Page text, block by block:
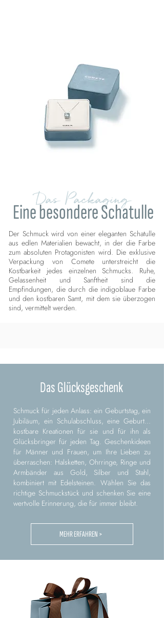
Das Packaging
Eine besondere Schatulle
Der Schmuck wird von einer eleganten Schatulle
aus edlen Materialien bewacht, in der die Farbe
zum absoluten Protagonisten wird. Die exklusive
Verpackung von Comete unterstreicht die
Kostbarkeit jedes einzelnen Schmucks. Ruhe,
Gelassenheit und Sanftheit sind die
Empfindungen, die durch die indigoblaue Farbe
und den kostbaren Samt, mit dem sie überzogen
sind, vermittelt werden.
Das Glücksgeschenk
Schmuck für jeden Anlass: ein Geburtstag, ein
Jubiläum, ein Schulabschluss, eine Geburt...
kostbare Kreationen für sie und für ihn als
Glücksbringer für jeden Tag. Geschenkideen
für Männer und Frauen, um Ihre Lieben zu
überraschen: Halsketten, Ohrringe, Ringe und
Armbänder aus Gold, Silber und Stahl,
kombiniert mit Edelsteinen. Wählen Sie das
richtige Schmuckstück und schenken Sie eine
wertvolle Erinnerung, die für immer bleibt.
MEHR ERFAHREN >